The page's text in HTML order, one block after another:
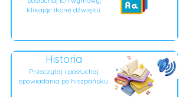
klikając ikonę dźwięku.
Historia
Przeczytaj i posłuchaj
opowiadania po hiszpańsku.